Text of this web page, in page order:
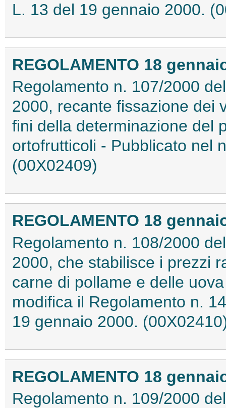
L. 13 del 19 gennaio 2000.
REGOLAMENTO 18
Regolamento n. 107/2000
2000, recante fissazione dei
fini della determinazione del
ortofrutticoli - Pubblicato nel
(00X02409)
REGOLAMENTO 18
Regolamento n. 108/2000
2000, che stabilisce i prezzi
carne di pollame e delle
modifica il Regolamento n.
19 gennaio 2000.
REGOLAMENTO 18
Regolamento n. 109/2000